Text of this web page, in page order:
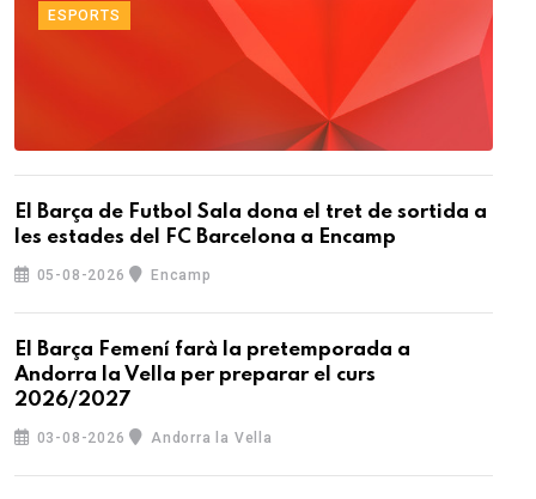
ESPORTS
El Barça de Futbol Sala dona el tret de sortida a
les estades del FC Barcelona a Encamp
05-08-2026 Encamp
El Barça Femení farà la pretemporada a
Andorra la Vella per preparar el curs
2026/2027
03-08-2026 Andorra la Vella